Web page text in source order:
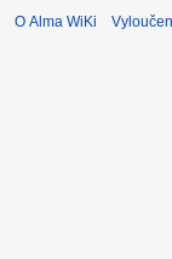
O Alma WiKi